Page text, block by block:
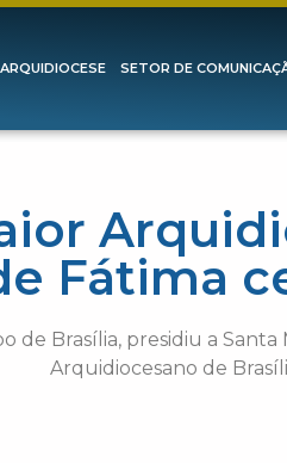
ARQUIDIOCESE SETOR DE
Fátima
de Brasília, presidiu a
Arquidiocesano de